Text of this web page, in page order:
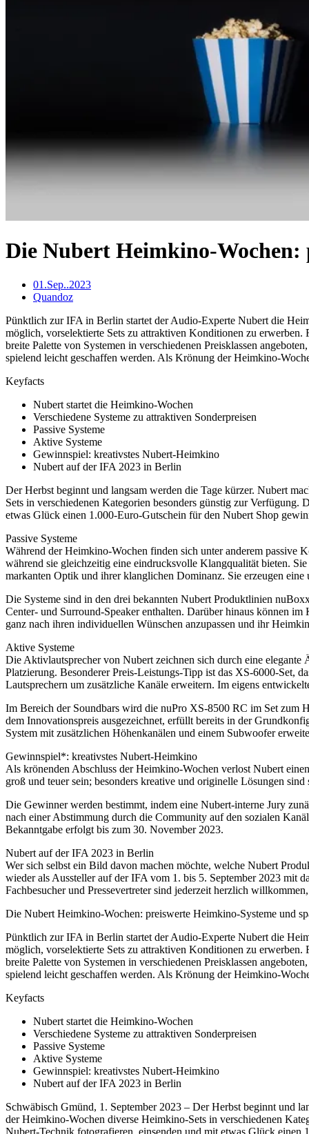
Die Nubert Heimkino-Wochen:
01.Sep..2023
Quandoz
Pünktlich zur IFA in Berlin startet der Audio-Experte Nubert die
möglich, vorselektierte Sets zu attraktiven Konditionen zu
breite Palette von Systemen in verschiedenen Preisklassen
spielend leicht geschaffen werden. Als Krönung der Heimkino-
Keyfacts
Nubert startet die Heimkino-Wochen
Verschiedene Systeme zu attraktiven Sonderpreisen
Passive Systeme
Aktive Systeme
Gewinnspiel: kreativstes Nubert-Heimkino
Nubert auf der IFA 2023 in Berlin
Der Herbst beginnt und langsam werden die Tage kürzer. Nubert
Sets in verschiedenen Kategorien besonders günstig zur
etwas Glück einen 1.000-Euro-Gutschein für den Nubert Shop
Passive Systeme
Während der Heimkino-Wochen finden sich unter anderem passive
während sie gleichzeitig eine eindrucksvolle Klangqualität bieten.
markanten Optik und ihrer klanglichen Dominanz. Sie erzeugen
Die Systeme sind in den drei bekannten Nubert Produktlinien
Center- und Surround-Speaker enthalten. Darüber hinaus können
ganz nach ihren individuellen Wünschen anzupassen und ihr
Aktive Systeme
Die Aktivlautsprecher von Nubert zeichnen sich durch eine
Platzierung. Besonderer Preis-Leistungs-Tipp ist das XS-6000-Set,
Lautsprechern um zusätzliche Kanäle erweitern. Im eigens
Im Bereich der Soundbars wird die nuPro XS-8500 RC im Set zum
dem Innovationspreis ausgezeichnet, erfüllt bereits in der
System mit zusätzlichen Höhenkanälen und einem Subwoofer
Gewinnspiel*: kreativstes Nubert-Heimkino
Als krönenden Abschluss der Heimkino-Wochen verlost Nubert
groß und teuer sein; besonders kreative und originelle Lösungen
Die Gewinner werden bestimmt, indem eine Nubert-interne Jury
nach einer Abstimmung durch die Community auf den sozialen
Bekanntgabe erfolgt bis zum 30. November 2023.
Nubert auf der IFA 2023 in Berlin
Wer sich selbst ein Bild davon machen möchte, welche Nubert
wieder als Aussteller auf der IFA vom 1. bis 5. September 2023 mit
Fachbesucher und Pressevertreter sind jederzeit herzlich
Die Nubert Heimkino-Wochen: preiswerte Heimkino-Systeme und
Pünktlich zur IFA in Berlin startet der Audio-Experte Nubert die
möglich, vorselektierte Sets zu attraktiven Konditionen zu
breite Palette von Systemen in verschiedenen Preisklassen
spielend leicht geschaffen werden. Als Krönung der Heimkino-
Keyfacts
Nubert startet die Heimkino-Wochen
Verschiedene Systeme zu attraktiven Sonderpreisen
Passive Systeme
Aktive Systeme
Gewinnspiel: kreativstes Nubert-Heimkino
Nubert auf der IFA 2023 in Berlin
Schwäbisch Gmünd, 1. September 2023 – Der Herbst beginnt und
der Heimkino-Wochen diverse Heimkino-Sets in verschiedenen
Nubert-Technik fotografieren, einsenden und mit etwas Glück